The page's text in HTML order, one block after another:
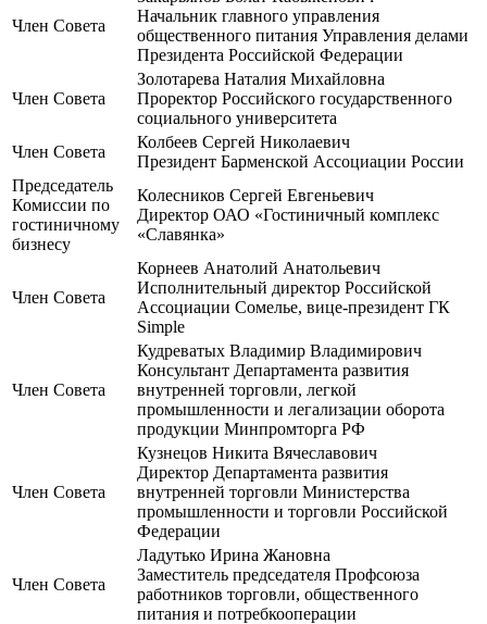
Член Совета
Начальник главного управления
общественного питания Управления делами
Президента Российской Федерации
Член Совета
Золотарева Наталия Михайловна
Проректор Российского государственного
социального университета
Член Совета
Колбеев Сергей Николаевич
Президент Барменской Ассоциации России
Председатель
Комиссии по
гостиничному
бизнесу
Колесников Сергей Евгеньевич
Директор ОАО «Гостиничный комплекс
«Славянка»
Член Совета
Корнеев Анатолий Анатольевич
Исполнительный директор Российской
Ассоциации Сомелье, вице-президент ГК
Simple
Член Совета
Кудреватых Владимир Владимирович
Консультант Департамента развития
внутренней торговли, легкой
промышленности и легализации оборота
продукции Минпромторга РФ
Член Совета
Кузнецов Никита Вячеславович
Директор Департамента развития
внутренней торговли Министерства
промышленности и торговли Российской
Федерации
Член Совета
Ладутько Ирина Жановна
Заместитель председателя Профсоюза
работников торговли, общественного
питания и потребкооперации